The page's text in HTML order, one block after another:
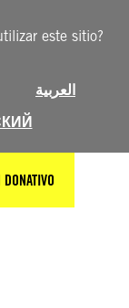
este sitio?
العربية